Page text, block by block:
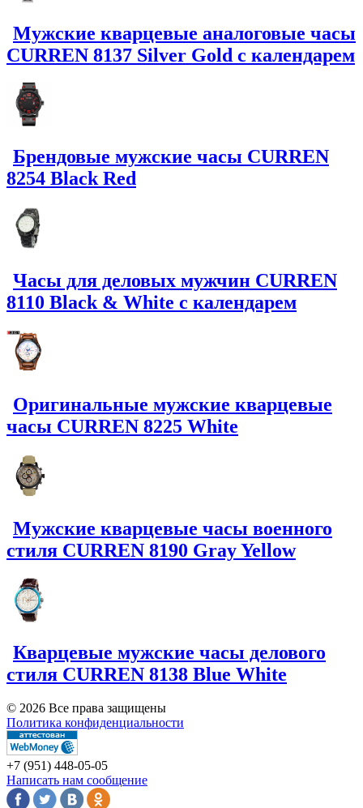
Мужские кварцевые аналоговые часы
CURREN 8137 Silver Gold с календарем
Брендовые мужские часы CURREN
8254 Black Red
Часы для деловых мужчин CURREN
8110 Black & White с календарем
Оригинальные мужские кварцевые
часы CURREN 8225 White
Мужские кварцевые часы военного
стиля CURREN 8190 Gray Yellow
Кварцевые мужские часы делового
стиля CURREN 8138 Blue White
© 2026 Все права защищены
Политика конфиденциальности
+7 (951) 448-05-05
Написать нам сообщение